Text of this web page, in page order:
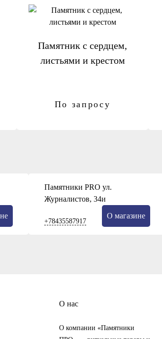
Памятник с сердцем,
листьями и крестом
По запросу
Памятники PRO ул.
Журналистов, 34и
+78435587917
О магазине
О нас
О компании «Памятники